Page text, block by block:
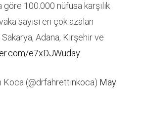
100.000 nüfusa karşılık
sayısı en çok azalan
Adana, Kırşehir ve
e7xDJWuday
Koca (@drfahrettinkoca) May